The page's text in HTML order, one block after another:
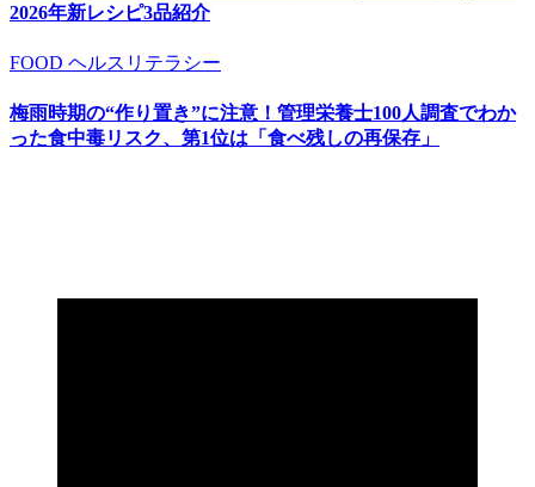
2026年新レシピ3品紹介
FOOD ヘルスリテラシー
梅雨時期の“作り置き”に注意！管理栄養士100人調査でわか
った食中毒リスク、第1位は「食べ残しの再保存」